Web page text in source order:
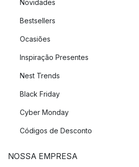
Novidades
Bestsellers
Ocasiões
Inspiração Presentes
Nest Trends
Black Friday
Cyber Monday
Códigos de Desconto
NOSSA EMPRESA